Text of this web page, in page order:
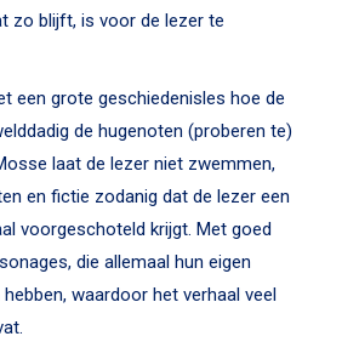
zo blijft, is voor de lezer te
een grote geschiedenisles hoe de
de hugenoten (proberen te)
laat de lezer niet zwemmen,
en fictie zodanig dat de lezer een
voorgeschoteld krijgt. Met goed
die allemaal hun eigen
waardoor het verhaal veel